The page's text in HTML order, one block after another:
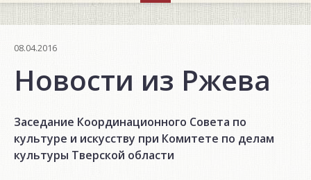
08.04.2016
Новости из Ржева
Заседание Координационного Совета по
культуре и искусству при Комитете по делам
культуры Тверской области